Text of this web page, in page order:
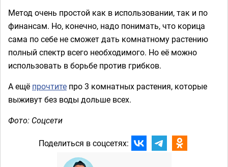
Метод очень простой как в использовании, так и по
финансам. Но, конечно, надо понимать, что корица
сама по себе не сможет дать комнатному растению
полный спектр всего необходимого. Но её можно
использовать в борьбе против грибков.
А ещё прочтите про 3 комнатных растения, которые
выживут без воды дольше всех.
Фото: Соцсети
Поделиться в соцсетях: